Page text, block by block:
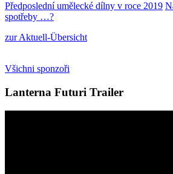
Předposlední umělecké dílny v roce 2019
spotřeby …?
zur Aktuell-Übersicht
Všichni sponzoři
Lanterna Futuri Trailer